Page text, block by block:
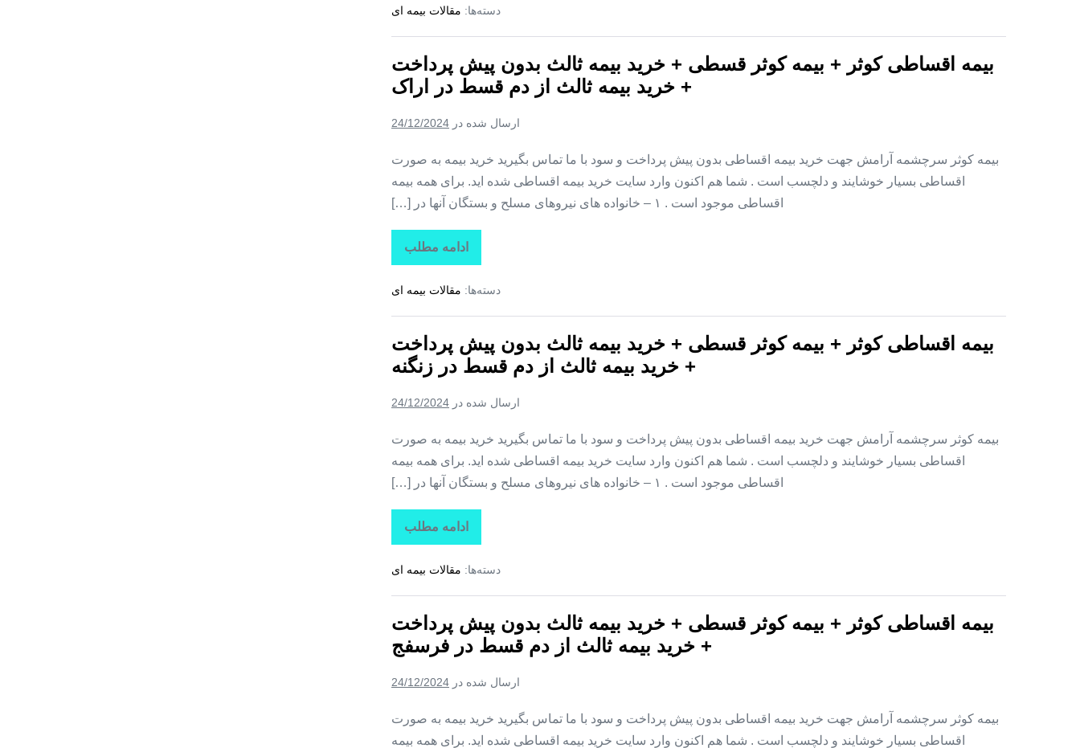
+
کوثر
+
خرید
بیمه
ثالث
پیش
خرید
بیمه
از
قسط
در
ساوه
دسته‌ها: مقالات بیمه ای
بیمه اقساطی کوثر + بیمه کوثر قسطی + خرید بیمه ثالث بدون پیش پرداخت
+ خرید بیمه ثالث از دم قسط در اراک
ارسال شده در 24/12/2024
بیمه کوثر سرچشمه آرامش جهت خرید بیمه اقساطی بدون پیش پرداخت و سود با ما تماس بگیرید خرید بیمه به صورت
اقساطی بسیار خوشایند و دلچسب است . شما هم اکنون وارد سایت خرید بیمه اقساطی شده اید. برای همه بیمه
اقساطی موجود است . ۱ – خانواده های نیروهای مسلح و بستگان آنها در […]
ادامه مطلب
بیمه
اقساطی
+
کوثر
+
خرید
بیمه
ثالث
پیش
خرید
بیمه
از
قسط
در
اراک
دسته‌ها: مقالات بیمه ای
بیمه اقساطی کوثر + بیمه کوثر قسطی + خرید بیمه ثالث بدون پیش پرداخت
+ خرید بیمه ثالث از دم قسط در زنگنه
ارسال شده در 24/12/2024
بیمه کوثر سرچشمه آرامش جهت خرید بیمه اقساطی بدون پیش پرداخت و سود با ما تماس بگیرید خرید بیمه به صورت
اقساطی بسیار خوشایند و دلچسب است . شما هم اکنون وارد سایت خرید بیمه اقساطی شده اید. برای همه بیمه
اقساطی موجود است . ۱ – خانواده های نیروهای مسلح و بستگان آنها در […]
ادامه مطلب
بیمه
اقساطی
+
کوثر
+
خرید
بیمه
ثالث
پیش
خرید
بیمه
دسته‌ها: مقالات بیمه ای
بیمه اقساطی کوثر + بیمه کوثر قسطی + خرید بیمه ثالث بدون پیش پرداخت
+ خرید بیمه ثالث از دم قسط در فرسفج
ارسال شده در 24/12/2024
بیمه کوثر سرچشمه آرامش جهت خرید بیمه اقساطی بدون پیش پرداخت و سود با ما تماس بگیرید خرید بیمه به صورت
اقساطی بسیار خوشایند و دلچسب است . شما هم اکنون وارد سایت خرید بیمه اقساطی شده اید. برای همه بیمه